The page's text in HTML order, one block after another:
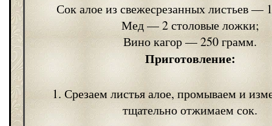
Сок алое из свежесрезанных листьев —
Мед — 2 столовые ложки;
Вино кагор — 250 грамм.
Приготовление:
1. Срезаем листья алое, промываем и
тщательно отжимаем сок.